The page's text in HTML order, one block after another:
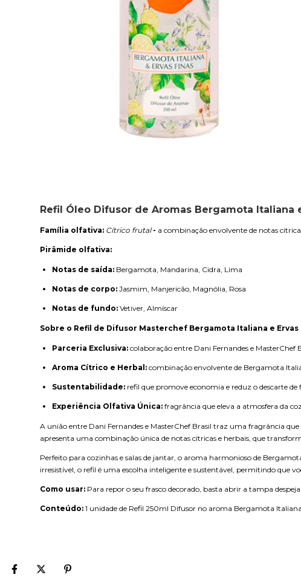
Refil Óleo Difusor de Aromas Bergamota Italiana
Família olfativa: Cítrico frutal- a combinação envolvente de notas
Pirâmide olfativa:
Notas de saída: Bergamota, Mandarina, Cidra, Lima
Notas de corpo: Jasmim, Manjericão, Magnólia, Rosa
Notas de fundo: Vetiver, Almíscar
Sobre o Refil de Difusor Masterchef Bergamota Italiana e Ervas
Parceria Exclusiva: colaboração entre Dani Fernandes e
Aroma Cítrico e Herbal: combinação envolvente de Bergamota
Sustentabilidade: refil que promove economia e reduz o descarte de
Experiência Olfativa Única: fragrância que eleva a atmosfera da
A união entre Dani Fernandes e MasterChef Brasil traz uma fragrância
apresenta uma combinação única de notas cítricas e herbais, que
Perfeito para cozinhas e salas de jantar, o aroma harmonioso de
irresistível, o refil é uma escolha inteligente e sustentável, permitindo que
Como usar: Para repor o seu frasco decorado, basta abrir a tampa
Conteúdo: 1 unidade de Refil 250ml Difusor no aroma Bergamota